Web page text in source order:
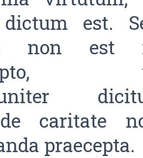
est.
non est
caritate
praecepta.